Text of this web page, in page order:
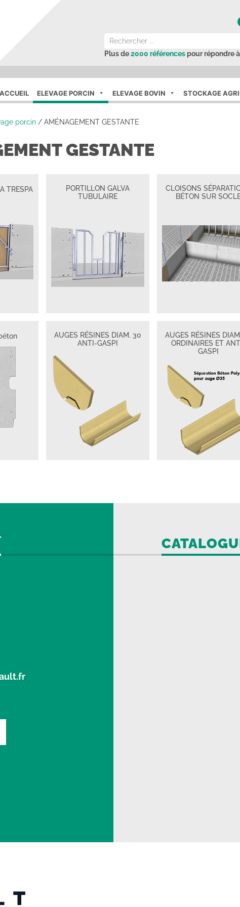
Plus de2000 référencespour répondre
ACCUEIL ELEVAGE PORCIN ELEVAGE BOVIN STOCKAGE
porcin / AMÉNAGEMENT GESTANTE
GESTANTE
TRESPA
PORTILLON GALVA
TUBULAIRE
CLOISONS
BÉTON SUR
AUGES RÉSINES DIAM. 30
ANTI-GASPI
AUGES RÉSINES
ORDINAIRES ET
GASPI